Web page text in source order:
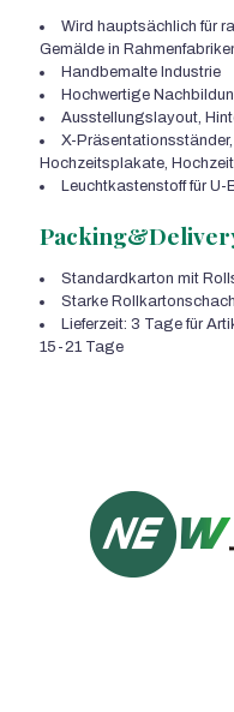
Wird hauptsächlich für
Gemälde in
Handbemalte Industrie
Hochwertige
Ausstellungslayout,
X-
Hochzeitsplakate,
Leuchtkastenstoff für U-
Standardkarton mit
Starke
Lieferzeit: 3 Tage für
15-21 Tage